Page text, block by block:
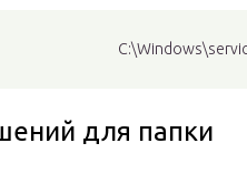
для папки